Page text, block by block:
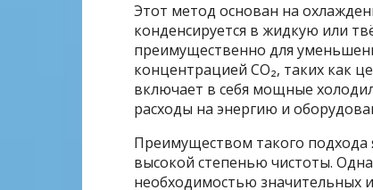
Этот метод основан на
конденсируется в жидкую или
преимущественно для
концентрацией CO₂, таких как
включает в себя мощные
расходы на энергию и
Преимуществом такого подхода
высокой степенью чистоты.
необходимостью значительных